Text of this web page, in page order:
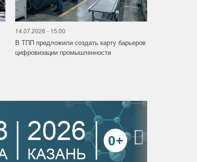
14.07.2026 - 15:00
В ТПП предложили создать карту барьеров
цифровизации промышленности
›